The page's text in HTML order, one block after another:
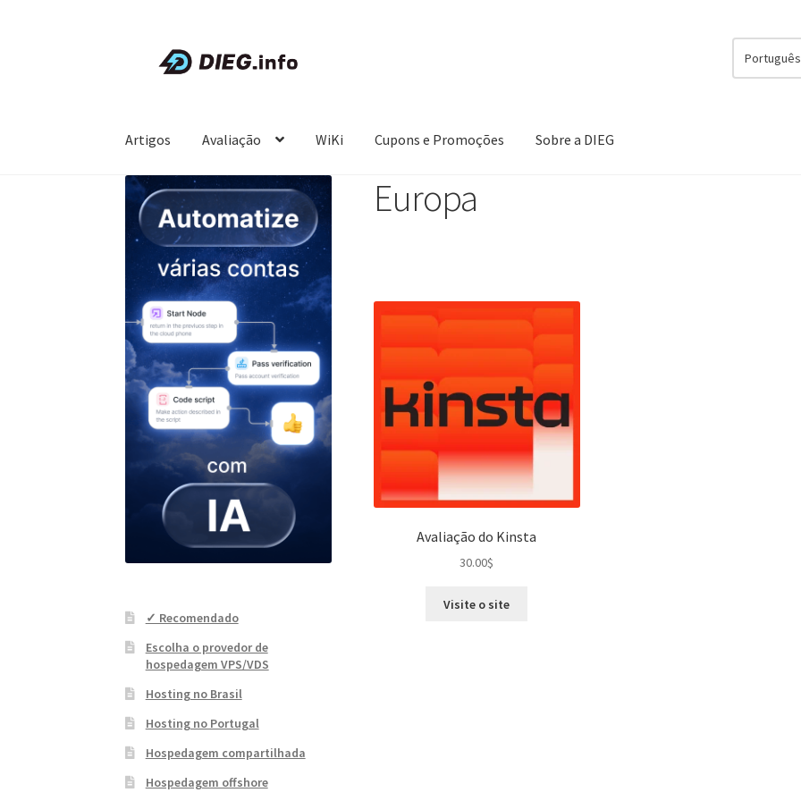
Português
Artigos Avaliação WiKi Cupons e Promoções Sobre a DIEG
Europa
Avaliação do Kinsta
30.00$
Visite o site
✓ Recomendado
Escolha o provedor de
hospedagem VPS/VDS
Hosting no Brasil
Hosting no Portugal
Hospedagem compartilhada
Hospedagem offshore